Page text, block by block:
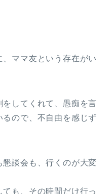
ママ友という存在がい
してくれて、愚痴を言
ので、不自由を感じず
談会も、行くのが大変
も、その時間だけ行っ